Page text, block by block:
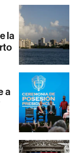
la
a